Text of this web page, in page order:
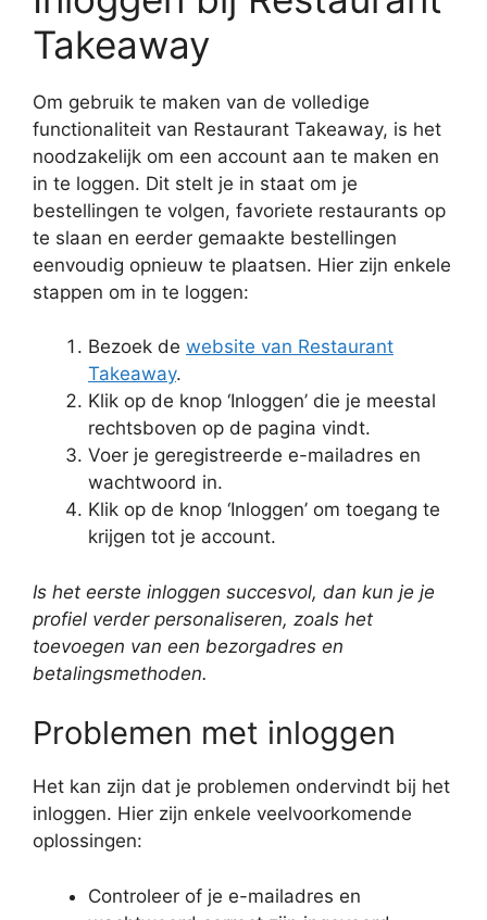
Takeaway
Om gebruik te maken van de volledige
functionaliteit van Restaurant Takeaway, is het
noodzakelijk om een account aan te maken en
in te loggen. Dit stelt je in staat om je
bestellingen te volgen, favoriete restaurants op
te slaan en eerder gemaakte bestellingen
eenvoudig opnieuw te plaatsen. Hier zijn enkele
stappen om in te loggen:
Bezoek de website van Restaurant
Takeaway.
Klik op de knop ‘Inloggen’ die je meestal
rechtsboven op de pagina vindt.
Voer je geregistreerde e-mailadres en
wachtwoord in.
Klik op de knop ‘Inloggen’ om toegang te
krijgen tot je account.
Is het eerste inloggen succesvol, dan kun je je
profiel verder personaliseren, zoals het
toevoegen van een bezorgadres en
betalingsmethoden.
Problemen met inloggen
Het kan zijn dat je problemen ondervindt bij het
inloggen. Hier zijn enkele veelvoorkomende
oplossingen:
Controleer of je e-mailadres en